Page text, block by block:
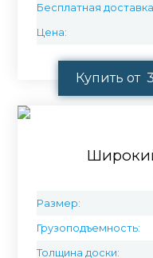
Бесплатная
Цена:
Купить от
Размер:
Грузоподъемность:
Толщина доски: